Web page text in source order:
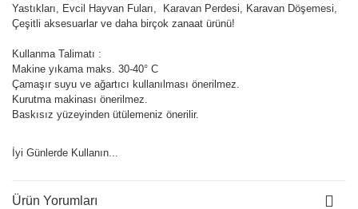
Yastıkları, Evcil Hayvan Fuları, Karavan Perdesi, Karavan Döşemesi,
Çeşitli aksesuarlar ve daha birçok zanaat ürünü!
Kullanma Talimatı :
Makine yıkama maks. 30-40° C
Çamaşır suyu ve ağartıcı kullanılması önerilmez.
Kurutma makinası önerilmez.
Baskısız yüzeyinden ütülemeniz önerilir.
İyi Günlerde Kullanın...
Ürün Yorumları